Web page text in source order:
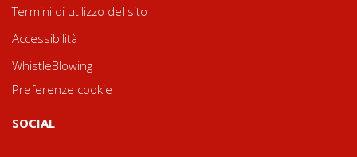
Termini di utilizzo del sito
Accessibilità
WhistleBlowing
Preferenze cookie
SOCIAL